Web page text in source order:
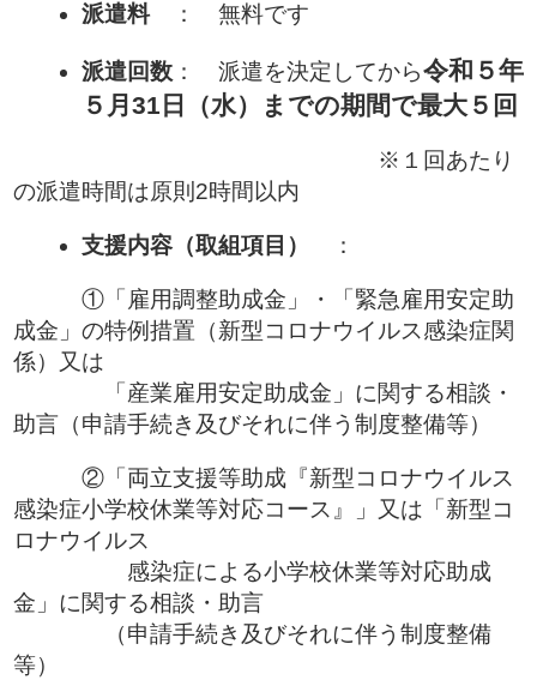
派遣料： 無料です
派遣回数 ： 派遣を決定してから令和５年
５月31日（水）までの期間で最大５回
※１回あたり
の派遣時間は原則2時間以内
支援内容（取組項目） ：
①「雇用調整助成金」・「緊急雇用安定助
成金」の特例措置（新型コロナウイルス感染症関
係）又は
「産業雇用安定助成金」に関する相談・
助言（申請手続き及びそれに伴う制度整備等）
②「両立支援等助成『新型コロナウイルス
感染症小学校休業等対応コース』」又は「新型コ
ロナウイルス
感染症による小学校休業等対応助成
金」に関する相談・助言
（申請手続き及びそれに伴う制度整備
等）